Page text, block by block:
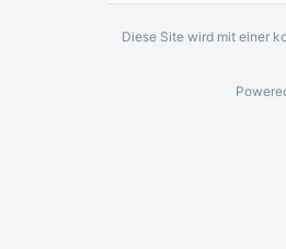
Diese Site wird mit einer